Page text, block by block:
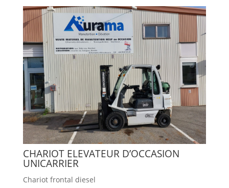
CHARIOT ELEVATEUR D’OCCASION
UNICARRIER
Chariot frontal diesel